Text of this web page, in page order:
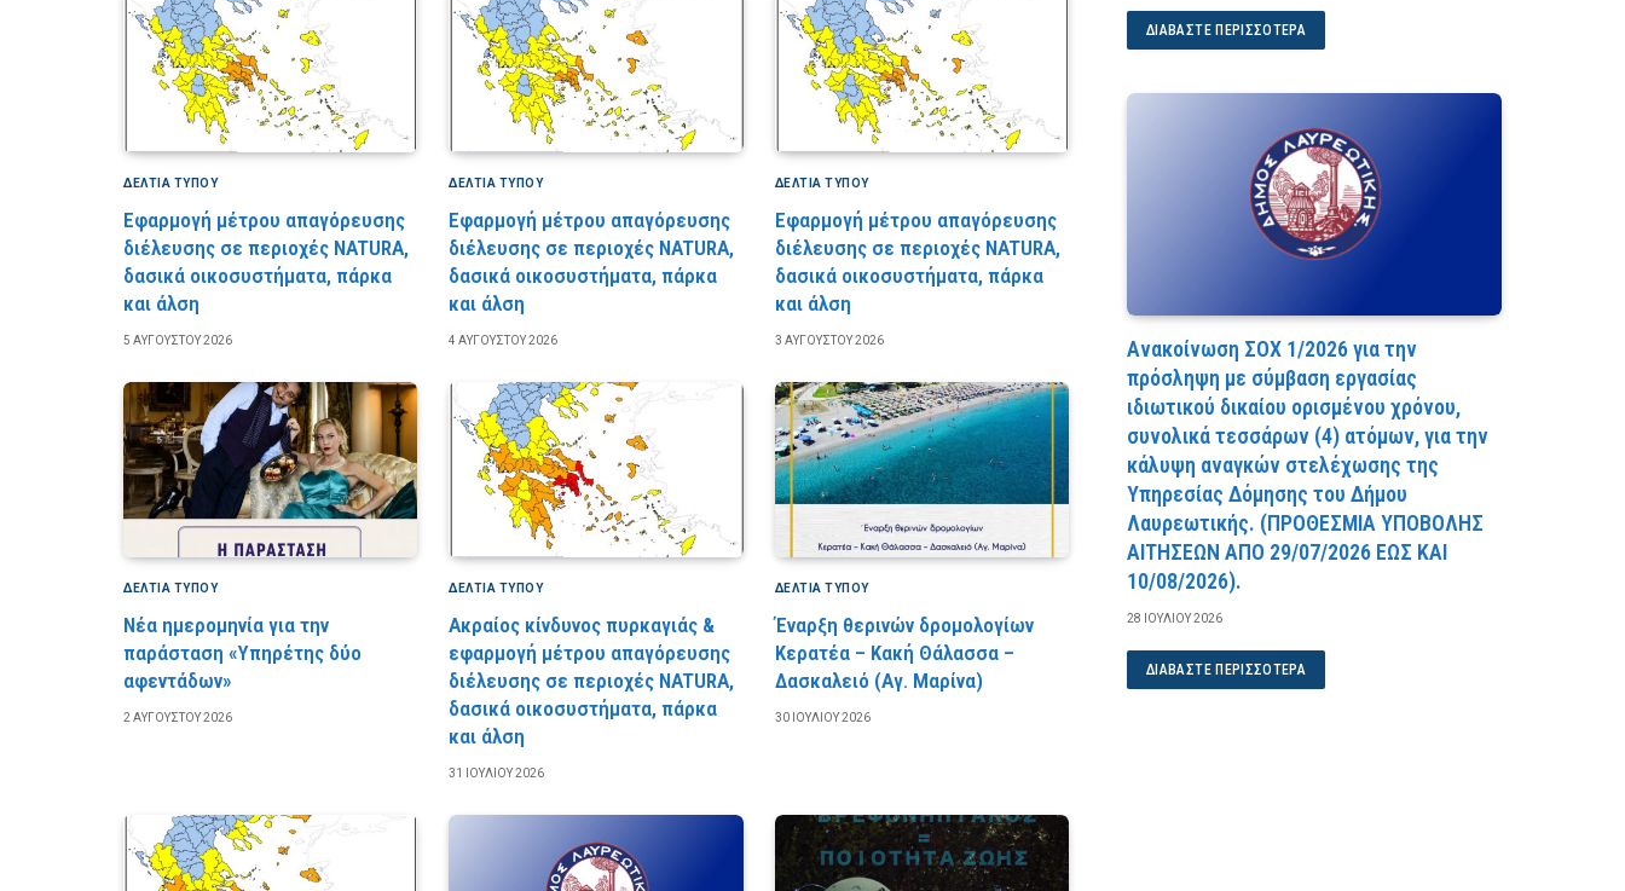
ΔΕΛΤΙΑ ΤΥΠΟΥ
Εφαρμογή μέτρου απαγόρευσης
διέλευσης σε περιοχές NATURA,
δασικά οικοσυστήματα, πάρκα
και άλση
5 ΑΥΓΟΎΣΤΟΥ 2026
ΔΕΛΤΙΑ ΤΥΠΟΥ
Εφαρμογή μέτρου απαγόρευσης
διέλευσης σε περιοχές NATURA,
δασικά οικοσυστήματα, πάρκα
και άλση
4 ΑΥΓΟΎΣΤΟΥ 2026
ΔΕΛΤΙΑ ΤΥΠΟΥ
Εφαρμογή μέτρου απαγόρευσης
διέλευσης σε περιοχές NATURA,
δασικά οικοσυστήματα, πάρκα
και άλση
3 ΑΥΓΟΎΣΤΟΥ 2026
ΔΕΛΤΙΑ ΤΥΠΟΥ
Νέα ημερομηνία για την
παράσταση «Υπηρέτης δύο
αφεντάδων»
2 ΑΥΓΟΎΣΤΟΥ 2026
ΔΕΛΤΙΑ ΤΥΠΟΥ
Ακραίος κίνδυνος πυρκαγιάς &
εφαρμογή μέτρου απαγόρευσης
διέλευσης σε περιοχές NATURA,
δασικά οικοσυστήματα, πάρκα
και άλση
31 ΙΟΥΛΊΟΥ 2026
ΔΕΛΤΙΑ ΤΥΠΟΥ
Έναρξη θερινών δρομολογίων
Κερατέα – Κακή Θάλασσα –
Δασκαλειό (Αγ. Μαρίνα)
30 ΙΟΥΛΊΟΥ 2026
ΔΙΑΒΆΣΤΕ ΠΕΡΙΣΣΌΤΕΡΑ
Ανακοίνωση ΣΟΧ 1/2026 για την
πρόσληψη με σύμβαση εργασίας
ιδιωτικού δικαίου ορισμένου χρόνου,
συνολικά τεσσάρων (4) ατόμων, για την
κάλυψη αναγκών στελέχωσης της
Υπηρεσίας Δόμησης του Δήμου
Λαυρεωτικής. (ΠPOΘEΣMIA YΠOBOΛHΣ
AITHΣEΩN AΠO 29/07/2026 EΩΣ KAI
10/08/2026).
28 ΙΟΥΛΊΟΥ 2026
ΔΙΑΒΆΣΤΕ ΠΕΡΙΣΣΌΤΕΡΑ